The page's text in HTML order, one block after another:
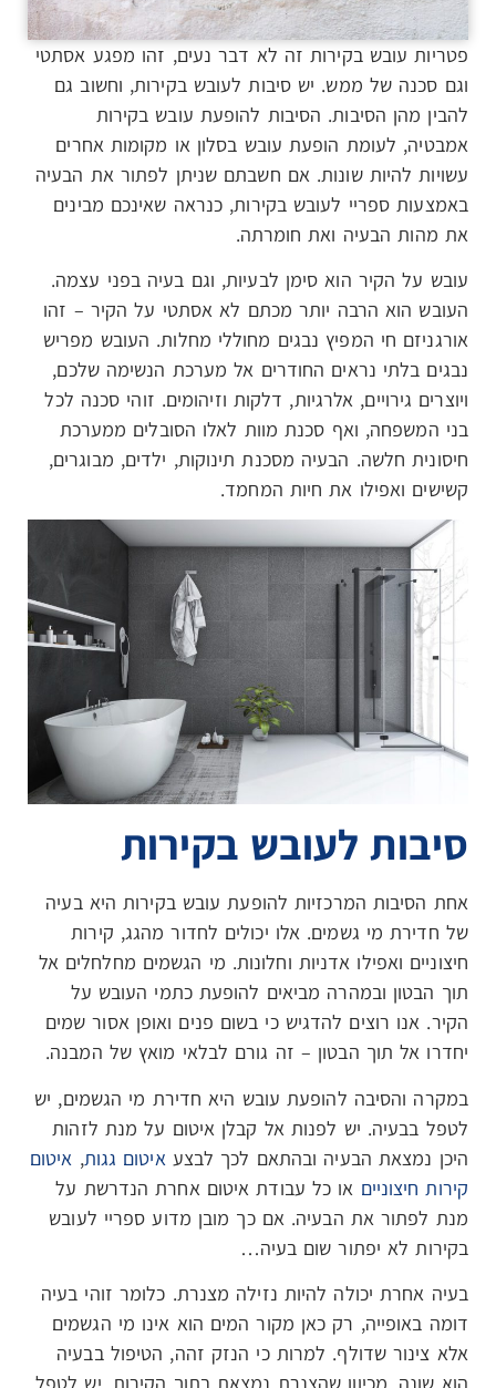
פטריות עובש בקירות זה לא דבר נעים, זהו מפגע אסתטי
וגם סכנה של ממש. יש סיבות לעובש בקירות, וחשוב גם
להבין מהן הסיבות. הסיבות להופעת עובש בקירות
אמבטיה, לעומת הופעת עובש בסלון או מקומות אחרים
עשויות להיות שונות. אם חשבתם שניתן לפתור את הבעיה
באמצעות ספריי לעובש בקירות, כנראה שאינכם מבינים
את מהות הבעיה ואת חומרתה.
עובש על הקיר הוא סימן לבעיות, וגם בעיה בפני עצמה.
העובש הוא הרבה יותר מכתם לא אסתטי על הקיר – זהו
אורגניזם חי המפיץ נבגים מחוללי מחלות. העובש מפריש
נבגים בלתי נראים החודרים אל מערכת הנשימה שלכם,
ויוצרים גירויים, אלרגיות, דלקות וזיהומים. זוהי סכנה לכל
בני המשפחה, ואף סכנת מוות לאלו הסובלים ממערכת
חיסונית חלשה. הבעיה מסכנת תינוקות, ילדים, מבוגרים,
קשישים ואפילו את חיות המחמד.
סיבות לעובש בקירות
אחת הסיבות המרכזיות להופעת עובש בקירות היא בעיה
של חדירת מי גשמים. אלו יכולים לחדור מהגג, קירות
חיצוניים ואפילו אדניות וחלונות. מי הגשמים מחלחלים אל
תוך הבטון ובמהרה מביאים להופעת כתמי העובש על
הקיר. אנו רוצים להדגיש כי בשום פנים ואופן אסור שמים
יחדרו אל תוך הבטון – זה גורם לבלאי מואץ של המבנה.
במקרה והסיבה להופעת עובש היא חדירת מי הגשמים, יש
לטפל בבעיה. יש לפנות אל קבלן איטום על מנת לזהות
היכן נמצאת הבעיה ובהתאם לכך לבצע איטום גגות, איטום
קירות חיצוניים או כל עבודת איטום אחרת הנדרשת על
מנת לפתור את הבעיה. אם כך מובן מדוע ספריי לעובש
בקירות לא יפתור שום בעיה…
בעיה אחרת יכולה להיות נזילה מצנרת. כלומר זוהי בעיה
דומה באופייה, רק כאן מקור המים הוא אינו מי הגשמים
אלא צינור שדולף. למרות כי הנזק זהה, הטיפול בבעיה